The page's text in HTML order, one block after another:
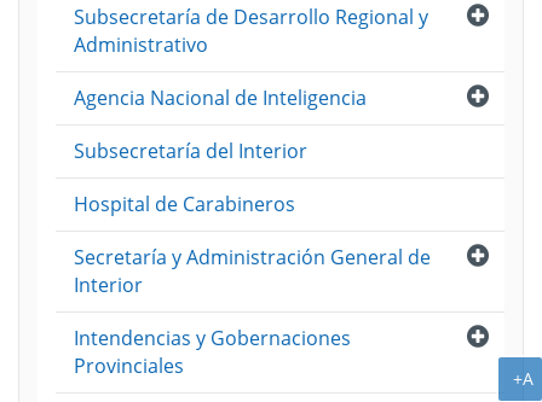
Abrir
Subsecretaría de Desarrollo Regional y
Administrativo
Abrir
Agencia Nacional de Inteligencia
Subsecretaría del Interior
Hospital de Carabineros
Abrir
Secretaría y Administración General de
Interior
Abrir
Intendencias y Gobernaciones
Provinciales
+A